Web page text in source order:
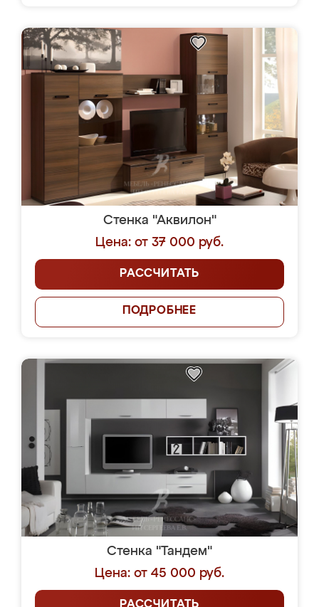
Стенка "Аквилон"
Цена: от 37 000 руб.
РАССЧИТАТЬ
ПОДРОБНЕЕ
Стенка "Тандем"
Цена: от 45 000 руб.